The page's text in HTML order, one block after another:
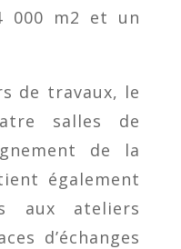
000 m2 et un
de travaux, le
salles de
de la
également
aux ateliers
d’échanges